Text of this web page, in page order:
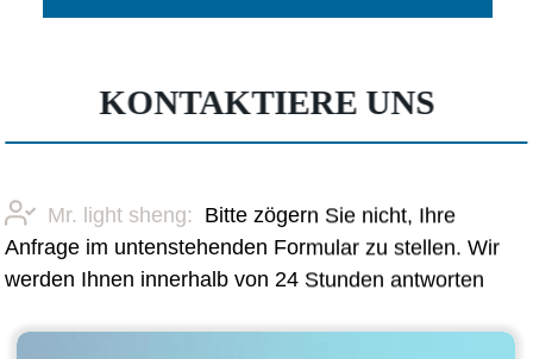
KONTAKTIERE UNS
Mr. light sheng: Bitte zögern Sie nicht, Ihre
Anfrage im untenstehenden Formular zu stellen. Wir
werden Ihnen innerhalb von 24 Stunden antworten